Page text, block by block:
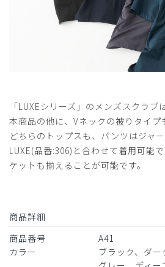
A41メンズ:フロントオープ
ラック/M
「LUXEシリーズ」のメンズスクラブ
本商品の他に、Vネックの被りタイプ
どちらのトップスも、パンツはジャ
LUXE(品番:306)と合わせて着用可能
ケットも揃えることが可能です。
商品詳細
商品番号
A41
カラー
ブラック、ダ